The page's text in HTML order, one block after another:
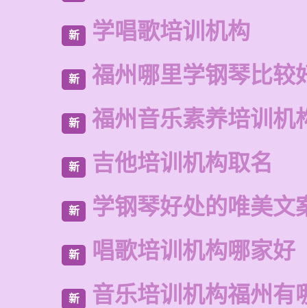
新 学唱歌培训机构
新 福州哪里学钢琴比较
新 福州音乐素养培训机
新 吉他培训机构取名
新 学钢琴好处的唯美文
新 唱歌培训机构哪家好
新 音乐培训机构福州有